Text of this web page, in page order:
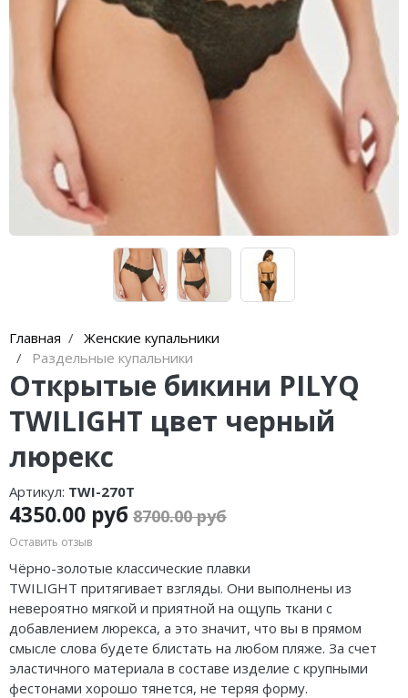
Главная
Женские купальники
Раздельные купальники
Открытые бикини PILYQ
TWILIGHT цвет черный
люрекс
Артикул: TWI-270T
4350.00 руб 8700.00 руб
Оставить отзыв
Чёрно-золотые классические плавки
TWILIGHT притягивает взгляды. Они выполнены из
невероятно мягкой и приятной на ощупь ткани с
добавлением люрекса, а это значит, что вы в прямом
смысле слова будете блистать на любом пляже. За счет
эластичного материала в составе изделие с крупными
фестонами хорошо тянется, не теряя форму.
Nuria Ferrer
Bond-eye
Heroine Sport
Milonga
Tkees